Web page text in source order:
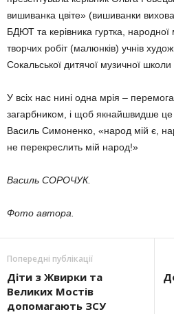
вишиванка цвіте» (вишиванки
БДЮТ та керівника гур­тка,
творчих робіт (малюнків) учнів
Сокальської дитячої музичної
У всіх нас нині одна мрія –
загарб­ником, і щоб якнайшвидше
Василь Симоненко, «народ мій є,
не перекреслить мій народ!»
Василь СОРОЧУК.
Фото автора.
Попередні публікації
Діти з Жвирки та
Великих Мостів
допомагають ЗСУ